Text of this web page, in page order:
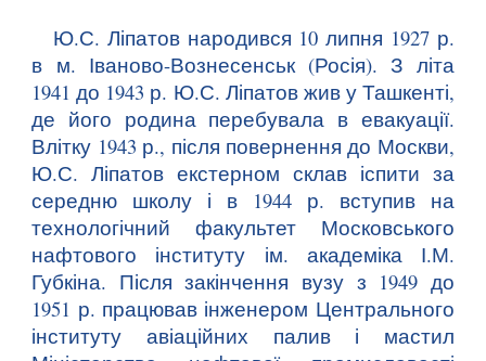
Ю.С. Ліпатов народився 10 липня 1927 р.
в м. Іваново-Вознесенськ (Росія). З літа
1941 до 1943 р. Ю.С. Ліпатов жив у Ташкенті,
де його родина перебувала в евакуації.
Влітку 1943 р., після повернення до Москви,
Ю.С. Ліпатов екстерном склав іспити за
середню школу і в 1944 р. вступив на
технологічний факультет Московського
нафтового інституту ім. академіка І.М.
Губкіна. Після закінчення вузу з 1949 до
1951 р. працював інженером Центрального
інституту авіаційних палив і мастил